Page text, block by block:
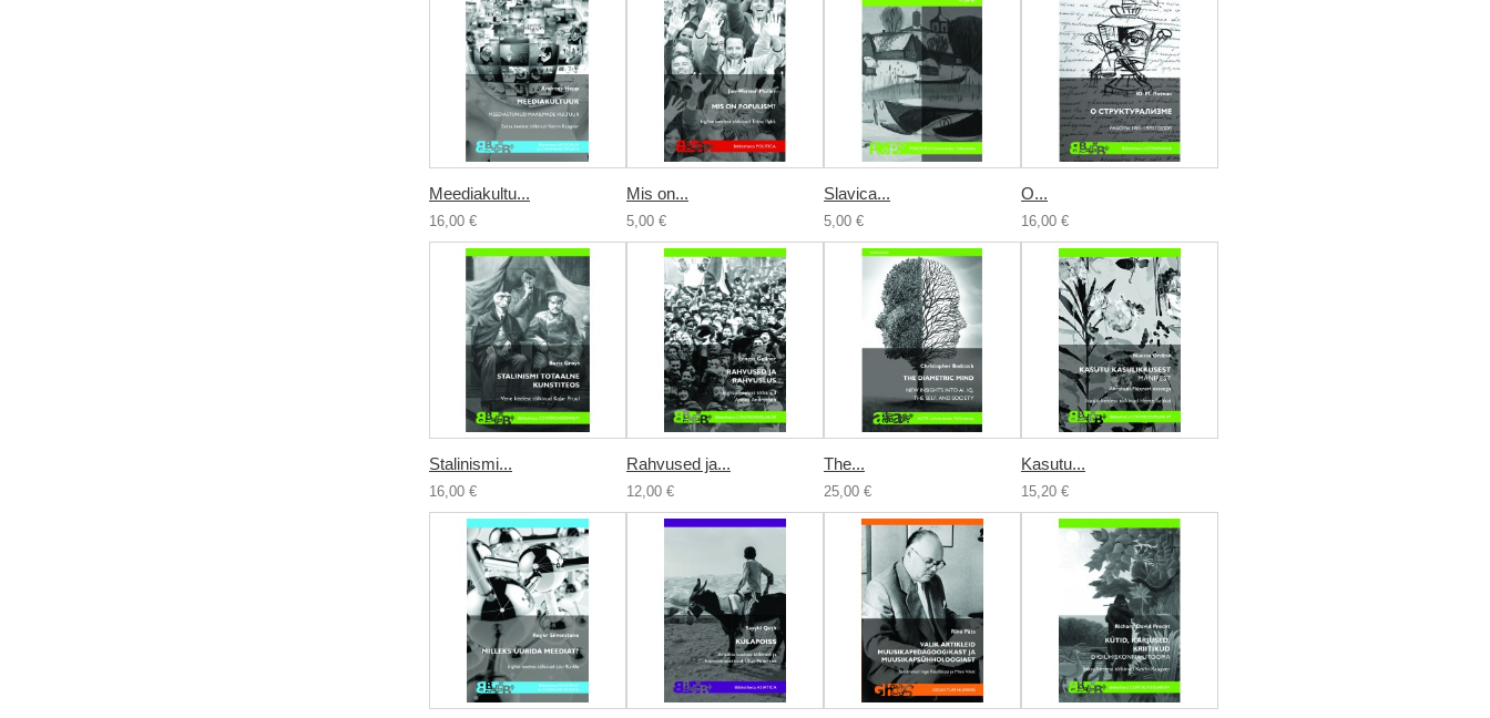
Meediakultu...
16,00 €
Mis on...
5,00 €
Slavica...
5,00 €
О...
16,00 €
Stalinismi...
16,00 €
Rahvused ja...
12,00 €
The...
25,00 €
Kasutu...
15,20 €